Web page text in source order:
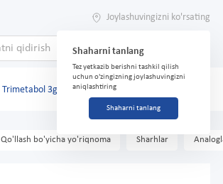
Joylashuvingizni ko'rsating
Shaharni tanlang
Tez yetkazib berishni tashkil qilish
uchun o'zingizning joylashuvingizni
aniqlashtiring
Shaharni tanlang
Trimetabol 3g 150 ml r-r uchun qabul qilish ichkariga
Qo'llash bo'yicha yo'riqnoma Sharhlar